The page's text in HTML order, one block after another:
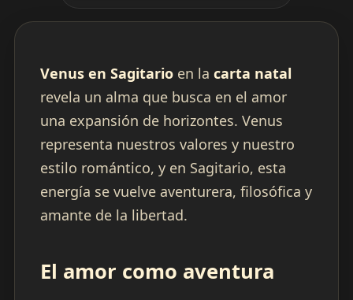
Venus en Sagitarioen la carta natal
revela un alma que busca en el amor
una expansión de horizontes. Venus
representa nuestros valores y nuestro
estilo romántico, y en Sagitario, esta
energía se vuelve aventurera, filosófica y
amante de la libertad.
El amor como aventura